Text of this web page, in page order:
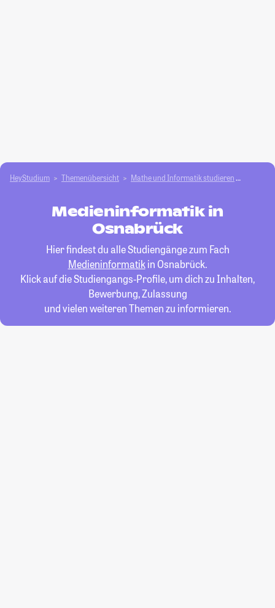
HeyStudium Themenübersicht Mathe und Informatik studieren
Medieninformatik in
Osnabrück
Hier findest du alle Studiengänge zum Fach
Medieninformatikin Osnabrück.
Klick auf die Studiengangs-Profile, um dich zu Inhalten,
Bewerbung, Zulassung
und vielen weiteren Themen zu informieren.